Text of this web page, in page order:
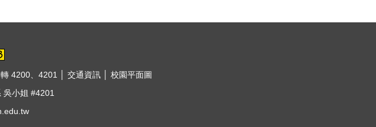
4200、4201 │ 交通資訊│ 校園平面圖
吳小姐 #4201